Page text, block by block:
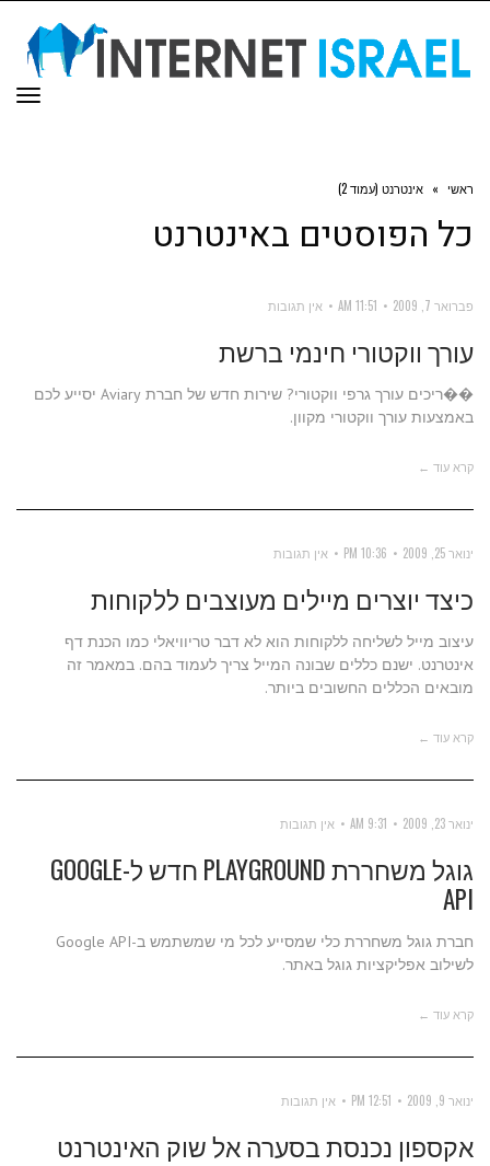
ראשי » אינטרנט (עמוד 2)
כל הפוסטים באינטרנט
פברואר 7, 2009 11:51 AM אין תגובות
עורך ווקטורי חינמי ברשת
��ריכים עורך גרפי ווקטורי? שירות חדש של חברת Aviary יסייע לכם
באמצעות עורך ווקטורי מקוון.
קרא עוד ←
ינואר 25, 2009 10:36 PM אין תגובות
כיצד יוצרים מיילים מעוצבים ללקוחות
עיצוב מייל לשליחה ללקוחות הוא לא דבר טריוויאלי כמו הכנת דף
אינטרנט. ישנם כללים שבונה המייל צריך לעמוד בהם. במאמר זה
מובאים הכללים החשובים ביותר.
קרא עוד ←
ינואר 23, 2009 9:31 AM אין תגובות
גוגל משחררת PLAYGROUND חדש ל-GOOGLE
API
חברת גוגל משחררת כלי שמסייע לכל מי שמשתמש ב-Google API
לשילוב אפליקציות גוגל באתר.
קרא עוד ←
ינואר 9, 2009 12:51 PM אין תגובות
אקספון נכנסת בסערה אל שוק האינטרנט